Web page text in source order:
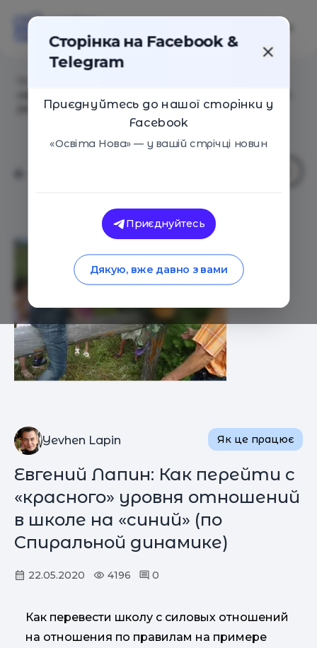
(по Спиральной динамике)
Yevhen Lapin Як це працює
Евгений Лапин: Как перейти с
«красного» уровня отношений
в школе на «синий» (по
Спиральной динамике)
22.05.2020 4196 0
Как перевести школу с силовых отношений
на отношения по правилам на примере
Сторінка на Facebook &
Telegram
Приєднуйтесь до нашої сторінки у
Facebook
«Освіта Нова» — у вашій стрічці новин
Приєднуйтесь
Дякую, вже давно з вами